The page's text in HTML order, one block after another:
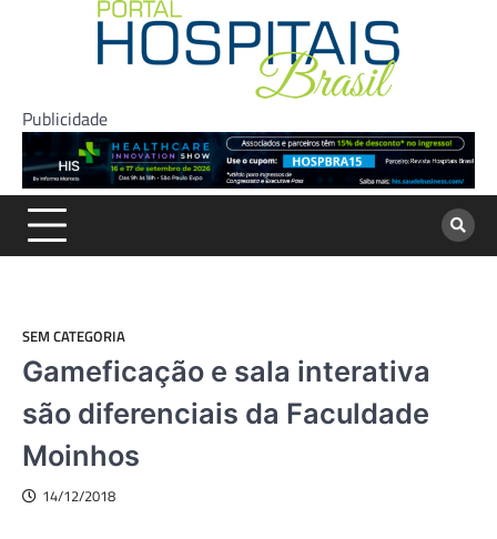
Publicidade
SEM CATEGORIA
Gameficação e sala interativa
são diferenciais da Faculdade
Moinhos
14/12/2018